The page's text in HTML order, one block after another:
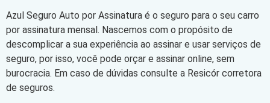
Azul Seguro Auto por Assinatura é o seguro para o seu carro
por assinatura mensal. Nascemos com o propósito de
descomplicar a sua experiência ao assinar e usar serviços de
seguro, por isso, você pode orçar e assinar online, sem
burocracia. Em caso de dúvidas consulte a Resicór corretora
de seguros.